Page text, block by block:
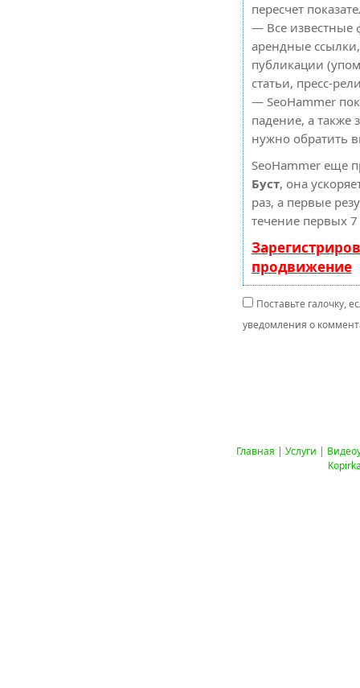
пересчет
— Все известные
арендные
публикации
статьи, пресс-
— SeoHammer
падение, а также
нужно обратить
SeoHammer еще
Буст, она
раз, а первые
течение первых
продвижение
Поставьте галочку,
уведомления о
Главная | Услуги |